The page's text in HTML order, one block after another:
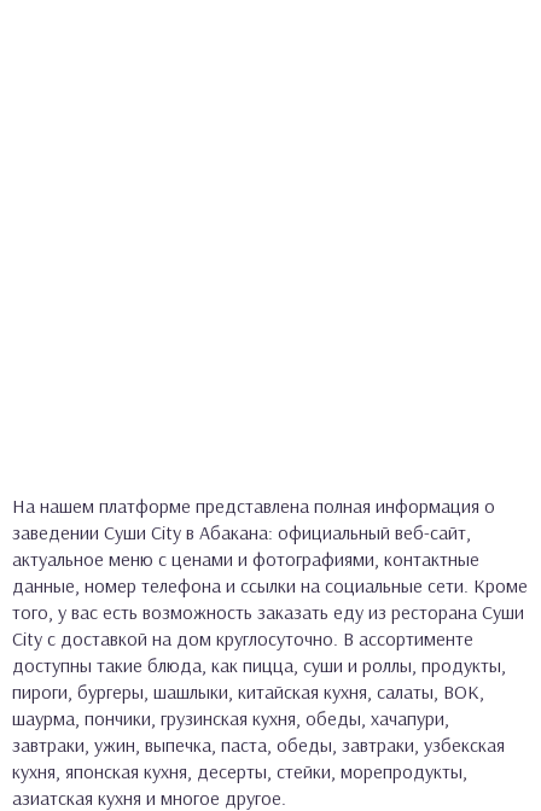
На нашем платформе представлена полная информация о
заведении Суши City в Абакана: официальный веб-сайт,
актуальное меню с ценами и фотографиями, контактные
данные, номер телефона и ссылки на социальные сети. Кроме
того, у вас есть возможность заказать еду из ресторана Суши
City с доставкой на дом круглосуточно. В ассортименте
доступны такие блюда, как пицца, суши и роллы, продукты,
пироги, бургеры, шашлыки, китайская кухня, салаты, ВОК,
шаурма, пончики, грузинская кухня, обеды, хачапури,
завтраки, ужин, выпечка, паста, обеды, завтраки, узбекская
кухня, японская кухня, десерты, стейки, морепродукты,
азиатская кухня и многое другое.